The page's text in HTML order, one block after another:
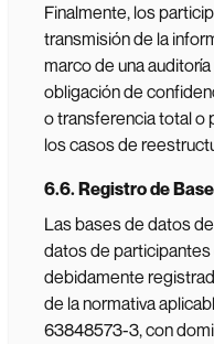
Finalmente, los
transmisión de la
marco de una
obligación de
o transferencia total o
los casos de
6.6. Registro de
Las bases de datos
datos de
debidamente
de la normativa
63848573-3, con